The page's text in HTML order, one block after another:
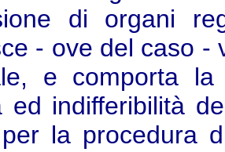
di organi
- ove del caso -
e comporta
ed indifferibilità
la procedura